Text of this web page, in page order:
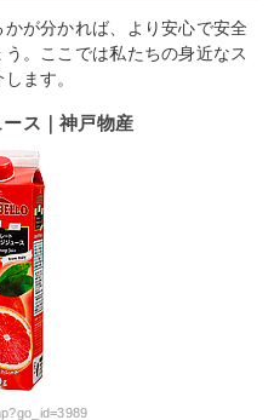
が分かれば、より安心で安全
。ここでは私たちの身近なス
ます。
ス｜神戸物産